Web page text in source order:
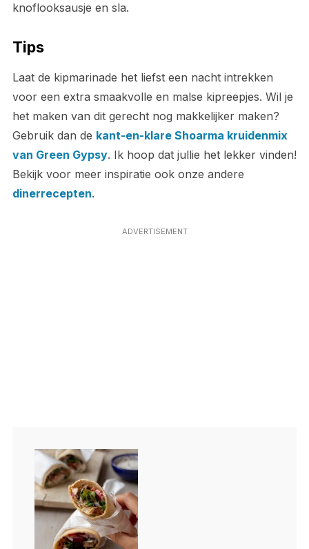
knoflooksausje en sla.
Tips
Laat de kipmarinade het liefst een nacht intrekken
voor een extra smaakvolle en malse kipreepjes. Wil je
het maken van dit gerecht nog makkelijker maken?
Gebruik dan de kant-en-klare Shoarma kruidenmix
van Green Gypsy. Ik hoop dat jullie het lekker vinden!
Bekijk voor meer inspiratie ook onze andere
dinerrecepten.
ADVERTISEMENT